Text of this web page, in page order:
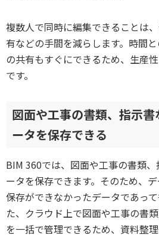
複数人で同時に編集できることは
有などの手間を減らします。時間
の共有もすぐにできるため、生産
です。
図面や工事の書類、指示
ータを保存できる
BIM 360では、図面や工事の書類
ータを保存できます。そのため、
保存ができなかったデータであっ
た、クラウド上で図面や工事の書
を一括で管理できるため、資料整理